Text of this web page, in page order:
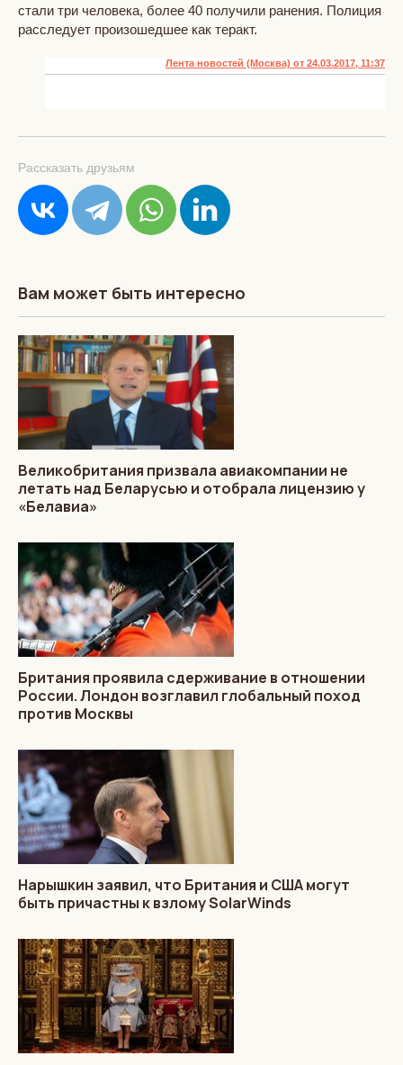
стали три человека, более 40 получили ранения. Полиция
расследует произошедшее как теракт.
Лента новостей (Москва) от 24.03.2017, 11:37
Рассказать друзьям
Вам может быть интересно
Великобритания призвала авиакомпании не
летать над Беларусью и отобрала лицензию у
«Белавиа»
Британия проявила сдерживание в отношении
России. Лондон возглавил глобальный поход
против Москвы
Нарышкин заявил, что Британия и США могут
быть причастны к взлому SolarWinds